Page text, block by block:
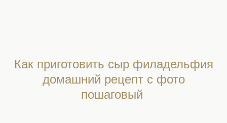
Как приготовить сыр филадельфия
домашний рецепт с фото
пошаговый